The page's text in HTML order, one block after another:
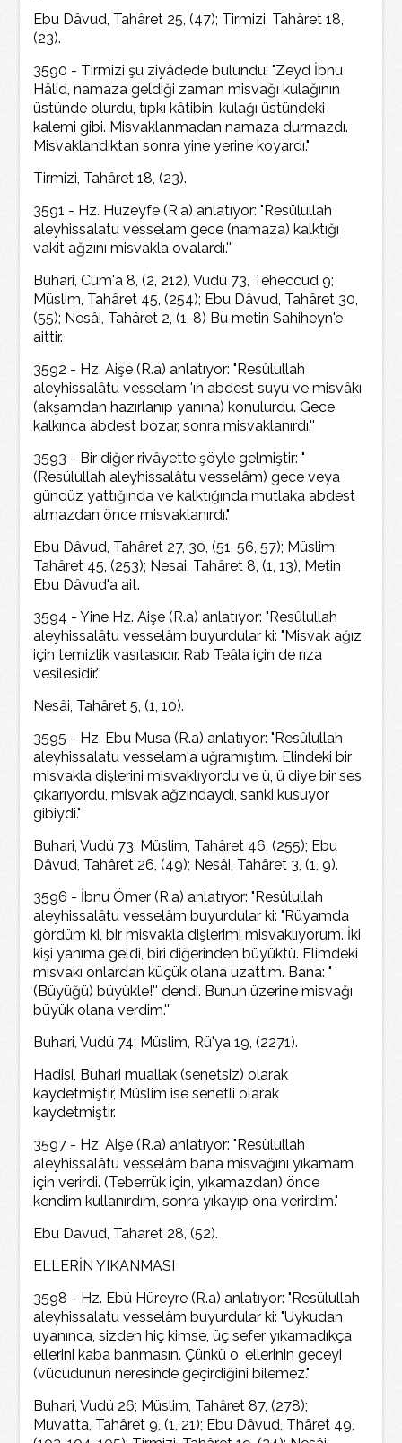
Ebu Dâvud, Tahâret 25, (47); Tirmizi, Tahâret 18,
(23).
3590 - Tirmizi şu ziyâdede bulundu: "Zeyd İbnu
Hâlid, namaza geldiği zaman misvağı kulağının
üstünde olurdu, tıpkı kâtibin, kulağı üstündeki
kalemi gibi. Misvaklanmadan namaza durmazdı.
Misvaklandıktan sonra yine yerine koyardı."
Tirmizi, Tahâret 18, (23).
3591 - Hz. Huzeyfe (R.a) anlatıyor: "Resülullah
aleyhissalatu vesselam gece (namaza) kalktığı
vakit ağzını misvakla ovalardı.''
Buhari, Cum'a 8, (2, 212), Vudü 73, Teheccüd 9;
Müslim, Tahâret 45, (254); Ebu Dâvud, Tahâret 30,
(55); Nesâi, Tahâret 2, (1, 8) Bu metin Sahiheyn'e
aittir.
3592 - Hz. Aişe (R.a) anlatıyor: "Resûlullah
aleyhissalâtu vesselam 'ın abdest suyu ve misvâkı
(akşamdan hazırlanıp yanına) konulurdu. Gece
kalkınca abdest bozar, sonra misvaklanırdı.''
3593 - Bir diğer rivâyette şöyle gelmiştir: "
(Resülullah aleyhissalâtu vesselâm) gece veya
gündüz yattığında ve kalktığında mutlaka abdest
almazdan önce misvaklanırdı."
Ebu Dâvud, Tahâret 27, 30, (51, 56, 57); Müslim;
Tahâret 45, (253); Nesai, Tahâret 8, (1, 13), Metin
Ebu Dâvud'a ait.
3594 - Yine Hz. Aişe (R.a) anlatıyor: "Resûlullah
aleyhissalâtu vesselâm buyurdular ki: "Misvak ağız
için temizlik vasıtasıdır. Rab Teâla için de rıza
vesilesidir.''
Nesâi, Tahâret 5, (1, 10).
3595 - Hz. Ebu Musa (R.a) anlatıyor: "Resûlullah
aleyhissalatu vesselam'a uğramıştım. Elindeki bir
misvakla dişlerini misvaklıyordu ve ü, ü diye bir ses
çıkarıyordu, misvak ağzındaydı, sanki kusuyor
gibiydi."
Buhari, Vudü 73; Müslim, Tahâret 46, (255); Ebu
Dâvud, Tahâret 26, (49); Nesâi, Tahâret 3, (1, 9).
3596 - İbnu Ömer (R.a) anlatıyor: "Resülullah
aleyhissalâtu vesselâm buyurdular ki: "Rüyamda
gördüm ki, bir misvakla dişlerimi misvaklıyorum. İki
kişi yanıma geldi, biri diğerinden büyüktü. Elimdeki
misvakı onlardan küçük olana uzattım. Bana: "
(Büyüğü) büyükle!'' dendi. Bunun üzerine misvağı
büyük olana verdim.''
Buhari, Vudü 74; Müslim, Rü'ya 19, (2271).
Hadisi, Buhari muallak (senetsiz) olarak
kaydetmiştir, Müslim ise senetli olarak
kaydetmiştir.
3597 - Hz. Aişe (R.a) anlatıyor: "Resülullah
aleyhissalâtu vesselâm bana misvağını yıkamam
için verirdi. (Teberrük için, yıkamazdan) önce
kendim kullanırdım, sonra yıkayıp ona verirdim."
Ebu Davud, Taharet 28, (52).
ELLERİN YIKANMASI
3598 - Hz. Ebü Hüreyre (R.a) anlatıyor: "Resülullah
aleyhissalatu vesselâm buyurdular ki: "Uykudan
uyanınca, sizden hiç kimse, üç sefer yıkamadıkça
ellerini kaba banmasın. Çünkü o, ellerinin geceyi
(vücudunun neresinde geçirdiğini bilemez."
Buhari, Vudü 26; Müslim, Tahâret 87, (278);
Muvatta, Tahâret 9, (1, 21); Ebu Dâvud, Thâret 49,